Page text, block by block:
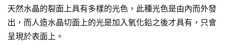
天然水晶的裂面上具有多樣的光色，此種光色是由內而外發
出，而人造水晶切面上的光是加入氧化鉛之後才具有，只會
呈現於表面上。